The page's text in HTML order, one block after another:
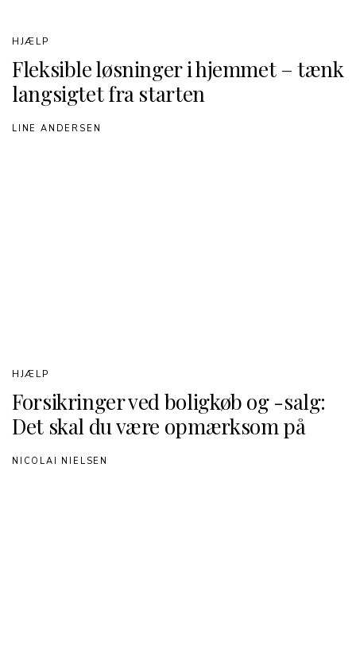
Fleksible løsninger i hjemmet – tænk
langsigtet fra starten
HJÆLP
LINE ANDERSEN
Forsikringer ved boligkøb og -salg:
Det skal du være opmærksom på
HJÆLP
NICOLAI NIELSEN